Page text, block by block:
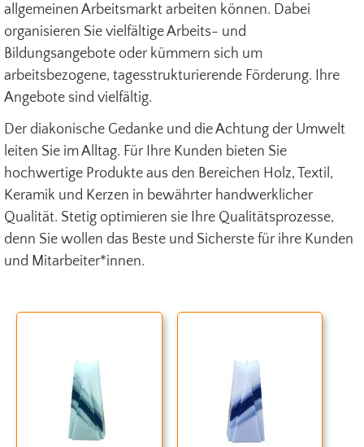
allgemeinen Arbeitsmarkt arbeiten können. Dabei
organisieren Sie vielfältige Arbeits- und
Bildungsangebote oder kümmern sich um
arbeitsbezogene, tagesstrukturierende Förderung. Ihre
Angebote sind vielfältig.
Der diakonische Gedanke und die Achtung der Umwelt
leiten Sie im Alltag. Für Ihre Kunden bieten Sie
hochwertige Produkte aus den Bereichen Holz, Textil,
Keramik und Kerzen in bewährter handwerklicher
Qualität. Stetig optimieren sie Ihre Qualitätsprozesse,
denn Sie wollen das Beste und Sicherste für ihre Kunden
und Mitarbeiter*innen.